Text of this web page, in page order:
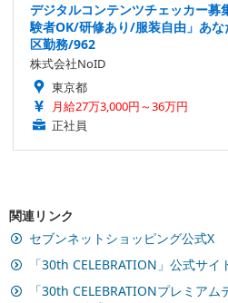
デジタルコンテンツチェッカー募
験者OK/研修あり/服装自由」あ
区勤務/962
株式会社NoID
東京都
月給27万3,000円～36万円
正社員
関連リンク
セブンネットショッピング公式X
「30th CELEBRATION」公式サイ
「30th CELEBRATIONプレミア